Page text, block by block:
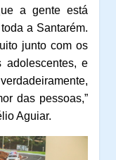
a gente está
a Santarém.
junto com os
adolescentes, e
das pessoas,”
Aguiar.